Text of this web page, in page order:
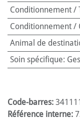
Conditionnement /
Conditionnement /
Animal de
Soin spécifique:
Code-barres:
Référence interne: